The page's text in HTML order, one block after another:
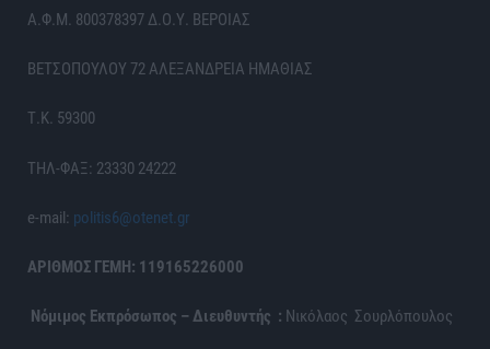
Α.Φ.Μ. 800378397 Δ.Ο.Υ. ΒΕΡΟΙΑΣ
ΒΕΤΣΟΠΟΥΛΟΥ 72 ΑΛΕΞΑΝΔΡΕΙΑ ΗΜΑΘΙΑΣ
Τ.Κ. 59300
ΤΗΛ-ΦΑΞ: 23330 24222
e-mail: politis6@otenet.gr
ΑΡΙΘΜΟΣ ΓΕΜΗ: 119165226000
Νόμιμος Εκπρόσωπος – Διευθυντής : Νικόλαος Σουρλόπουλος